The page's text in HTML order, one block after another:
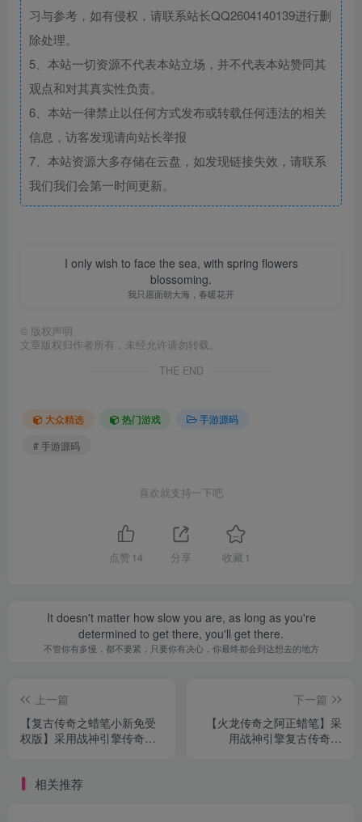
习与参考，如有侵权，请联系站长QQ2604140139进行删
除处理。
5、本站一切资源不代表本站立场，并不代表本站赞同其
观点和对其真实性负责。
6、本站一律禁止以任何方式发布或转载任何违法的相关
信息，访客发现请向站长举报
7、本站资源大多存储在云盘，如发现链接失效，请联系
我们我们会第一时间更新。
I only wish to face the sea, with spring flowers
blossoming.
我只愿面朝大海，春暖花开
© 版权声明
文章版权归作者所有，未经允许请勿转载。
THE END
大众精选 热门游戏
手游源码
# 手游源码
喜欢就支持一下吧
点赞 14 分享 收藏 1
It doesn't matter how slow you are, as long as you're
determined to get there, you'll get there.
不管你有多慢，都不要紧，只要你有决心，你最终都会到达想去的地方
上一篇
【复古传奇之蜡笔小新免受
权版】采用战神引擎传奇手
程-完善充值后台工具-安卓
下一篇
【火龙传奇之阿正蜡笔】采
用战神引擎复古传奇手
相关推荐